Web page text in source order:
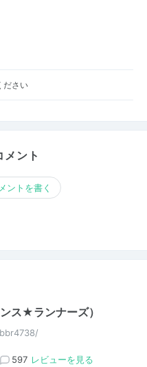
ださい
ント
ントを書く
ス★ランナーズ）
597 レビューを見る